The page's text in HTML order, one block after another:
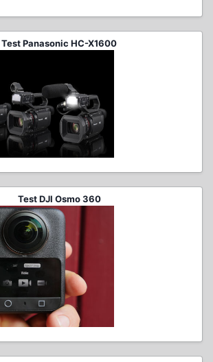
Test Panasonic HC-X1600
Test DJI Osmo 360